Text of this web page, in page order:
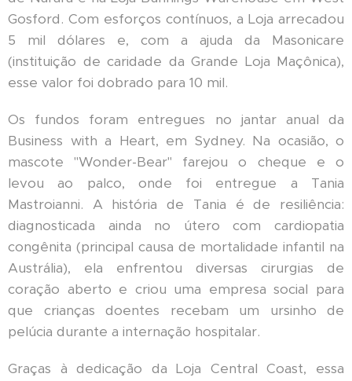
Gosford. Com esforços contínuos, a Loja arrecadou
5 mil dólares e, com a ajuda da Masonicare
(instituição de caridade da Grande Loja Maçônica),
esse valor foi dobrado para 10 mil.
Os fundos foram entregues no jantar anual da
Business with a Heart, em Sydney. Na ocasião, o
mascote "Wonder-Bear" farejou o cheque e o
levou ao palco, onde foi entregue a Tania
Mastroianni. A história de Tania é de resiliência:
diagnosticada ainda no útero com cardiopatia
congênita (principal causa de mortalidade infantil na
Austrália), ela enfrentou diversas cirurgias de
coração aberto e criou uma empresa social para
que crianças doentes recebam um ursinho de
pelúcia durante a internação hospitalar.
Graças à dedicação da Loja Central Coast, essa